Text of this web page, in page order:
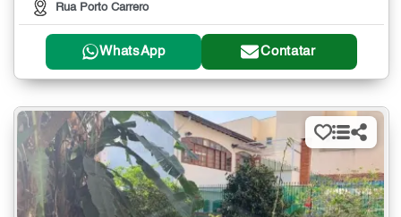
Rua Porto Carrero
WhatsApp Contatar